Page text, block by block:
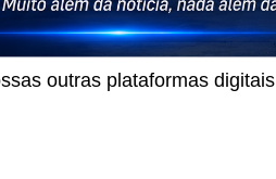
outras plataformas digitais